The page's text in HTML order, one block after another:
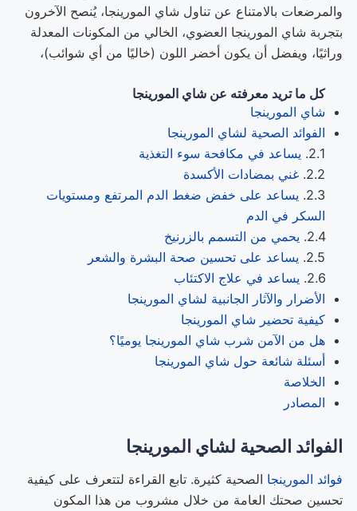
والمرضعات بالامتناع عن تناول شاي المورينجا، يُنصح الآخرون
بتجربة شاي المورينجا العضوي، الخالي من المكونات المعدلة
وراثيًا، ويفضل أن يكون أخضر اللون (خاليًا من أي شوائب)،
كل ما تريد معرفته عن شاي المورينجا
شاي المورينجا
الفوائد الصحية لشاي المورينجا
يساعد في مكافحة سوء التغذية
غني بمضادات الأكسدة
يساعد على خفض ضغط الدم المرتفع ومستويات
السكر في الدم
يحمي من التسمم بالزرنيخ
يساعد على تحسين صحة البشرة والشعر
يساعد في علاج الاكتئاب
الأضرار والآثار الجانبية لشاي المورينجا
كيفية تحضير شاي المورينجا
هل من الآمن شرب شاي المورينجا يوميًا؟
أسئلة شائعة حول شاي المورينجا
الخلاصة
المصادر
الفوائد الصحية لشاي المورينجا
فوائد المورينجا الصحية كثيرة. تابع القراءة لتتعرف على كيفية
تحسين صحتك العامة من خلال مشروب من هذا المكون